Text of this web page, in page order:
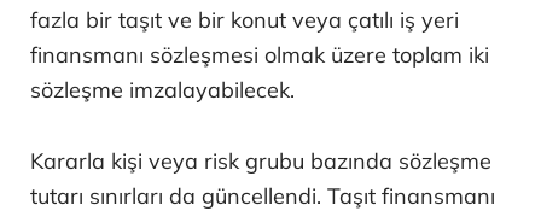
fazla bir taşıt ve bir konut veya çatılı iş yeri
finansmanı sözleşmesi olmak üzere toplam iki
sözleşme imzalayabilecek.
Kararla kişi veya risk grubu bazında sözleşme
tutarı sınırları da güncellendi. Taşıt finansmanı